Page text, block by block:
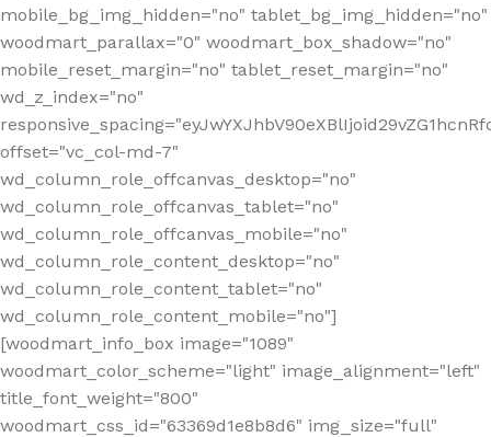
mobile_bg_img_hidden="no" tablet_bg_img_hidden="no"
woodmart_parallax="0" woodmart_box_shadow="no"
mobile_reset_margin="no" tablet_reset_margin="no"
wd_z_index="no"
offset="vc_col-md-7"
wd_column_role_offcanvas_desktop="no"
wd_column_role_offcanvas_tablet="no"
wd_column_role_offcanvas_mobile="no"
wd_column_role_content_desktop="no"
wd_column_role_content_tablet="no"
wd_column_role_content_mobile="no"]
[woodmart_info_box image="1089"
woodmart_color_scheme="light" image_alignment="left"
title_font_weight="800"
woodmart_css_id="63369d1e8b8d6" img_size="full"